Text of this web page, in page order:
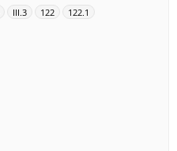
III.3 122 122.1